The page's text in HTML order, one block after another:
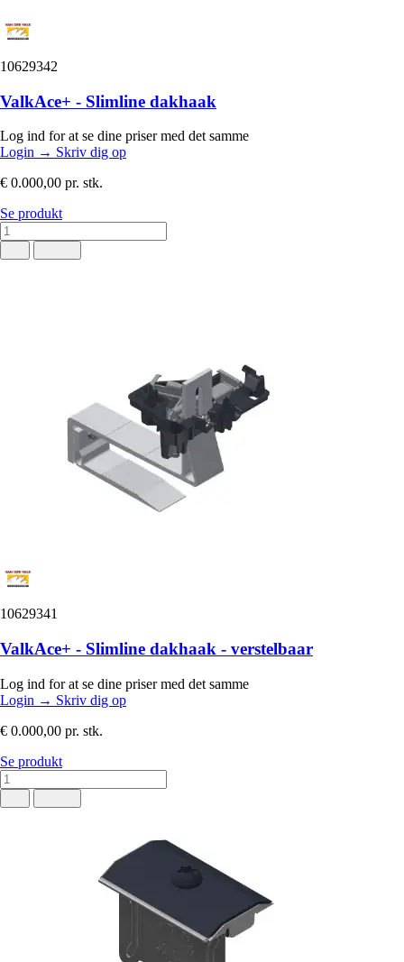
10629342
ValkAce+ - Slimline dakhaak
Log ind for at se dine priser med det samme
Login → Skriv dig op
€ 0.000,00 pr. stk.
Se produkt
10629341
ValkAce+ - Slimline dakhaak - verstelbaar
Log ind for at se dine priser med det samme
Login → Skriv dig op
€ 0.000,00 pr. stk.
Se produkt